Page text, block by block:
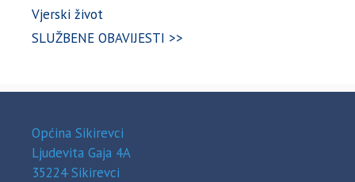
Vjerski život
SLUŽBENE OBAVIJESTI >>
Općina Sikirevci
Ljudevita Gaja 4A
35224 Sikirevci